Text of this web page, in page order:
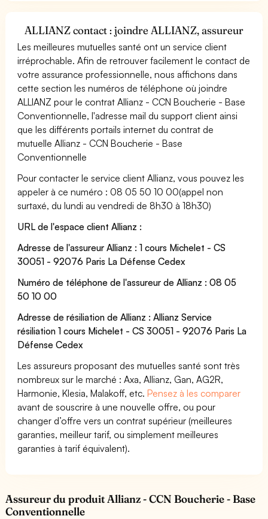
ALLIANZ contact : joindre ALLIANZ, assureur
Les meilleures mutuelles santé ont un service client
irréprochable. Afin de retrouver facilement le contact de
votre assurance professionnelle, nous affichons dans
cette section les numéros de téléphone où joindre
ALLIANZ pour le contrat Allianz - CCN Boucherie - Base
Conventionnelle, l'adresse mail du support client ainsi
que les différents portails internet du contrat de
mutuelle Allianz - CCN Boucherie - Base
Conventionnelle
Pour contacter le service client Allianz, vous pouvez les
appeler à ce numéro : 08 05 50 10 00(appel non
surtaxé, du lundi au vendredi de 8h30 à 18h30)
URL de l'espace client Allianz :
Adresse de l'assureur Allianz : 1 cours Michelet - CS
30051 - 92076 Paris La Défense Cedex
Numéro de téléphone de l'assureur de Allianz : 08 05
50 10 00
Adresse de résiliation de Allianz : Allianz Service
résiliation 1 cours Michelet - CS 30051 - 92076 Paris La
Défense Cedex
Les assureurs proposant des mutuelles santé sont très
nombreux sur le marché : Axa, Allianz, Gan, AG2R,
Harmonie, Klesia, Malakoff, etc.Pensez à les comparer
avant de souscrire à une nouvelle offre, ou pour
changer d’offre vers un contrat supérieur (meilleures
garanties, meilleur tarif, ou simplement meilleures
garanties à tarif équivalent).
Assureur du produit Allianz - CCN Boucherie - Base
Conventionnelle